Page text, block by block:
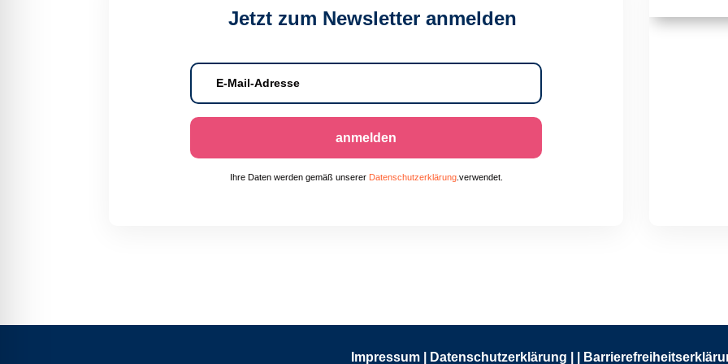
Jetzt zum Newsletter anmelden
anmelden
Ihre Daten werden gemäß unserer Datenschutzerklärung.verwendet.
Impressum Datenschutzerklärung